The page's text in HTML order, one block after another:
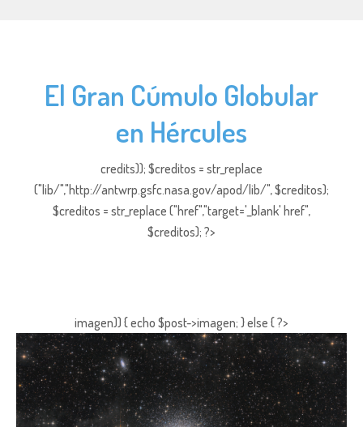
El Gran Cúmulo Globular
en Hércules
credits)); $creditos = str_replace
("lib/","http://antwrp.gsfc.nasa.gov/apod/lib/", $creditos);
$creditos = str_replace ("href","target='_blank' href",
$creditos); ?>
imagen)) { echo $post->imagen; } else { ?>